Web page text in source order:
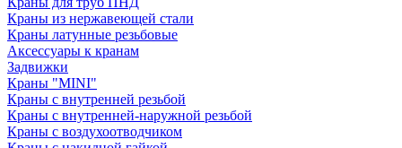
Краны из нержавеющей стали
Краны латунные резьбовые
Аксессуары к кранам
Задвижки
Краны "MINI"
Краны с внутренней резьбой
Краны с внутренней-наружной резьбой
Краны с воздухоотводчиком